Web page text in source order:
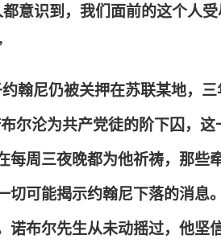
意识到，我们面前的这个人
翰尼仍被关押在苏联某地，
尔沦为共产党徒的阶下囚，这
每周三夜晚都为他祈祷，那些
切可能揭示约翰尼下落的消息
诺布尔先生从未动摇过，他坚